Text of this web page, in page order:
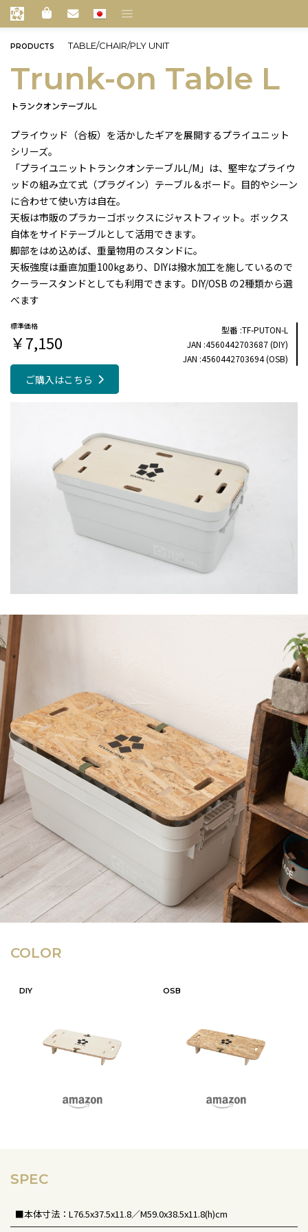
PRODUCTS TABLE/CHAIR/PLY UNIT
Trunk-on Table L
トランクオンテーブルL
プライウッド（合板）を活かしたギアを展開するプライユニット
シリーズ。
「プライユニットトランクオンテーブルL/M」は、堅牢なプライウ
ッドの組み立て式（プラグイン）テーブル＆ボード。目的やシーン
に合わせて使い方は自在。
天板は市販のプラカーゴボックスにジャストフィット。ボックス
自体をサイドテーブルとして活用できます。
脚部をはめ込めば、重量物用のスタンドに。
天板強度は垂直加重100kgあり、DIYは撥水加工を施しているので
クーラースタンドとしても利用できます。DIY/OSB の2種類から選
べます
￥7,150
TF-PUTON-L
4560442703687 (DIY)
4560442703694 (OSB)
ご購入はこちら
COLOR
DIY OSB
SPEC
■本体寸法：L76.5x37.5x11.8／M59.0x38.5x11.8(h)cm